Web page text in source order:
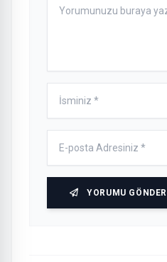
YORUMU GÖNDER